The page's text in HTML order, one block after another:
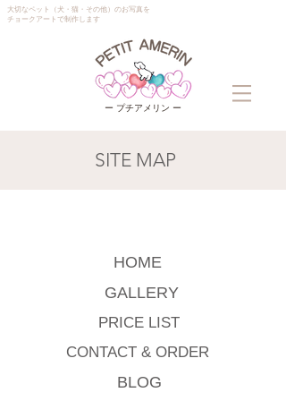
大切なペット（犬・猫・その他）のお写真を
チョークアートで制作します
ー プチアメリン ー
SITE MAP
HOME
GALLERY
PRICE LIST
CONTACT & ORDER
BLOG